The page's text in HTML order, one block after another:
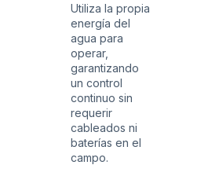
Utiliza la propia
energía del
agua para
operar,
garantizando
un control
continuo sin
requerir
cableados ni
baterías en el
campo.